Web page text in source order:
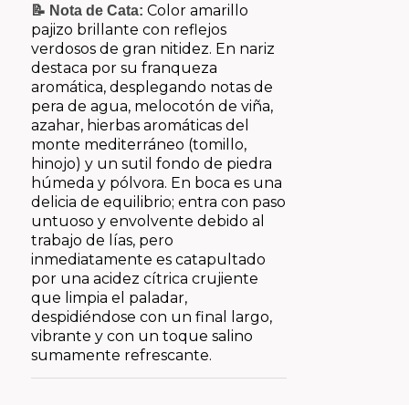
📝 Nota de Cata: Color amarillo
pajizo brillante con reflejos
verdosos de gran nitidez. En nariz
destaca por su franqueza
aromática, desplegando notas de
pera de agua, melocotón de viña,
azahar, hierbas aromáticas del
monte mediterráneo (tomillo,
hinojo) y un sutil fondo de piedra
húmeda y pólvora. En boca es una
delicia de equilibrio; entra con paso
untuoso y envolvente debido al
trabajo de lías, pero
inmediatamente es catapultado
por una acidez cítrica crujiente
que limpia el paladar,
despidiéndose con un final largo,
vibrante y con un toque salino
sumamente refrescante.